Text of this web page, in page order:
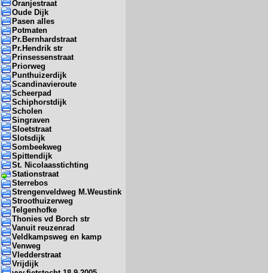
Oranjestraat
Oude Dijk
Pasen alles
Potmaten
Pr.Bernhardstraat
Pr.Hendrik str
Prinsessenstraat
Priorweg
Punthuizerdijk
Scandinavieroute
Scheerpad
Schiphorstdijk
Scholen
Singraven
Sloetstraat
Slotsdijk
Sombeekweg
Spittendijk
St. Nicolaasstichting
Stationstraat
Sterrebos
Strengenveldweg M.Weustink
Stroothuizerweg
Telgenhofke
Thonies vd Borch str
Vanuit reuzenrad
Veldkampsweg en kamp
Venweg
Vledderstraat
Vrijdijk